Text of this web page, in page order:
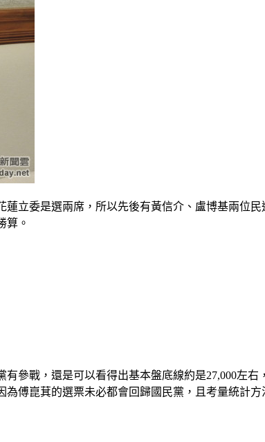
立委是選兩席，所以先後有黃信介、盧博基兩位
算。
參戰，還是可以看得出基本盤底線約是27,000左
傅崑萁的選票未必都會回歸國民黨，且考量統計